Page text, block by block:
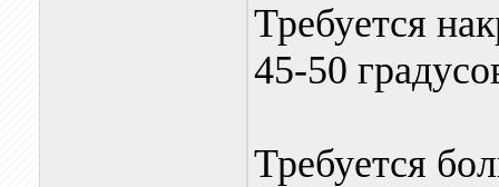
Требуется
45-50
Требуется